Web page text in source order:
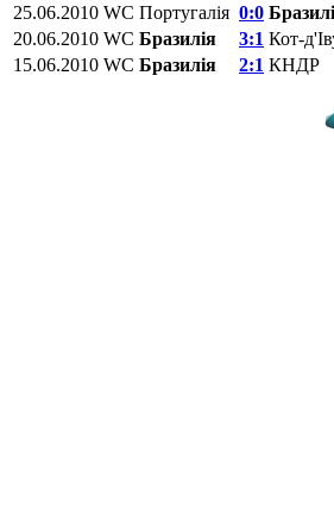
25.06.2010 WC Португалія 0:0
20.06.2010 WC Бразилія 3:1 Кот-
15.06.2010 WC Бразилія 2:1 КНДР